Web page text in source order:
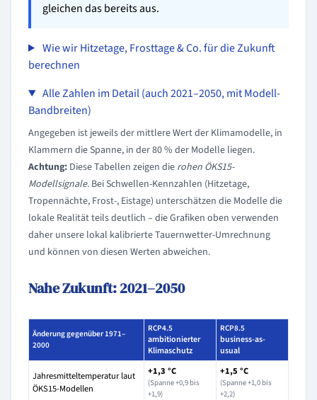
gleichen das bereits aus.
Wie wir Hitzetage, Frosttage & Co. für die Zukunft
berechnen
Alle Zahlen im Detail (auch 2021–2050, mit Modell-
Bandbreiten)
Angegeben ist jeweils der mittlere Wert der Klimamodelle, in
Klammern die Spanne, in der 80 % der Modelle liegen.
Achtung: Diese Tabellen zeigen die rohen ÖKS15-
Modellsignale. Bei Schwellen-Kennzahlen (Hitzetage,
Tropennächte, Frost-, Eistage) unterschätzen die Modelle die
lokale Realität teils deutlich – die Grafiken oben verwenden
daher unsere lokal kalibrierte Tauernwetter-Umrechnung
und können von diesen Werten abweichen.
Nahe Zukunft: 2021–2050
Änderung gegenüber 1971–
2000
RCP4.5
ambitionierter
Klimaschutz
RCP8.5
business-as-
usual
Jahresmitteltemperatur laut
ÖKS15-Modellen
+1,3 °C
(Spanne +0,9 bis
+1,9)
+1,5 °C
(Spanne +1,0 bis
+2,2)